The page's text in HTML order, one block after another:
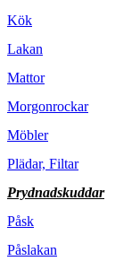
Kök
Lakan
Mattor
Morgonrockar
Möbler
Plädar, Filtar
Prydnadskuddar
Påsk
Påslakan